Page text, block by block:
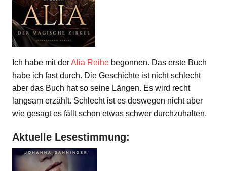
Ich habe mit derAlia Reihe begonnen. Das erste Buch
habe ich fast durch. Die Geschichte ist nicht schlecht
aber das Buch hat so seine Längen. Es wird recht
langsam erzählt. Schlecht ist es deswegen nicht aber
wie gesagt es fällt schon etwas schwer durchzuhalten.
Aktuelle Lesestimmung: